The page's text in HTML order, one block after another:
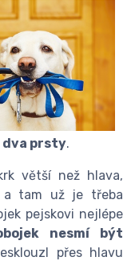
dva prsty.
větší než hlava,
a tam už je třeba
pejskovi nejlépe
nesmí být
přes hlavu